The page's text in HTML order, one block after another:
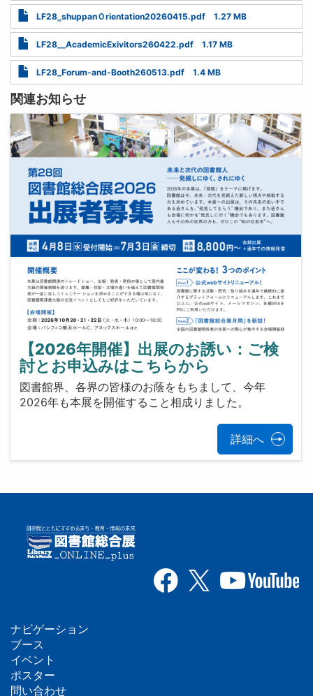
Document
LF28‗shuppanＯrientation20260415.pdf 1.27 MB
Document
LF28__AcademicExivitors260422.pdf 1.17 MB
Document
LF28_Forum-and-Booth260513.pdf 1.4 MB
関連お知らせ
【2026年開催】出展のお誘い：ご検
討とお申込みはこちらから
図書館界、各界の皆様のお蔭をもちまして、今年
2026年も本展を開催すること相成りました。
詳細へ
フ
ッ
ナビゲーション
ブース
イベント
ポスター
問い合わせ